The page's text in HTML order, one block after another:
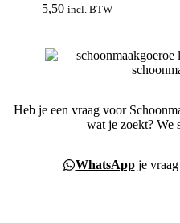
5,50 incl. BTW
Heb je een vraag voor
wat je zoekt? We
WhatsAppje vraag